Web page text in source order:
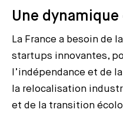
Une
La France a besoin de
startups innovantes,
l’indépendance et de
la relocalisation
et de la transition